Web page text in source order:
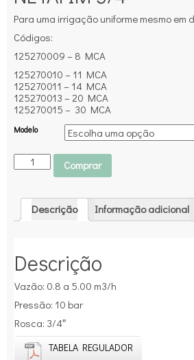
Para uma irrigação uniforme mesmo em
Códigos:
125270009 – 8 MCA
125270010 – 11 MCA
125270011 – 14 MCA
125270013 – 20 MCA
125270015 – 30 MCA
Modelo
Comprar
Descrição Informação adicional
Descrição
Vazão: 0.8 a 5.00 m3/h
Pressão: 10 bar
Rosca: 3/4″
TABELA REGULADOR